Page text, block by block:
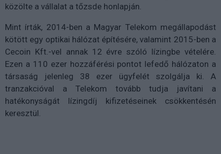
közölte a vállalat a tőzsde honlapján.
Mint írták, 2014-ben a Magyar Telekom megállapodást
kötött egy optikai hálózat építésére, valamint 2015-ben a
Cecoin Kft.-vel annak 12 évre szóló lízingbe vételére.
Ezen a 110 ezer hozzáférési pontot lefedő hálózaton a
társaság jelenleg 38 ezer ügyfelét szolgálja ki. A
tranzakcióval a Telekom tovább tudja javítani a
hatékonyságát lízingdíj kifizetéseinek csökkentésén
keresztül.